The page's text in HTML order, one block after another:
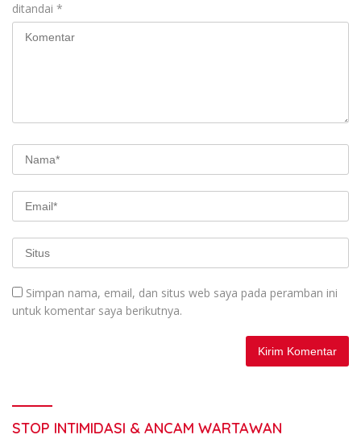
ditandai *
Simpan nama, email, dan situs web saya pada peramban ini
untuk komentar saya berikutnya.
STOP INTIMIDASI & ANCAM WARTAWAN